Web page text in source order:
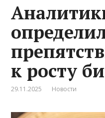
к росту
29.11.2025 Новости